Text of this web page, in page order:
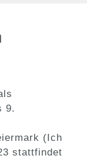
9.
(Ich
stattfindet